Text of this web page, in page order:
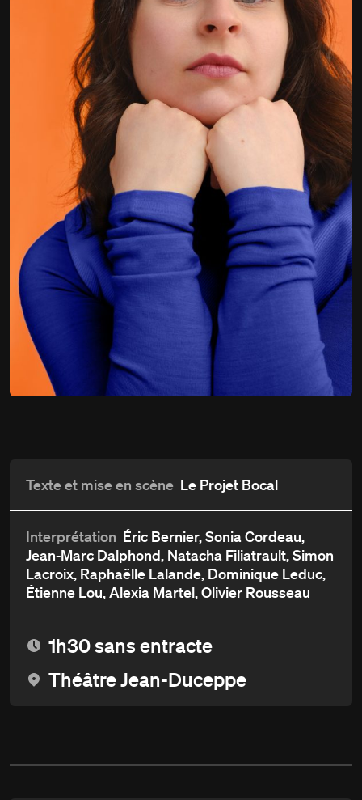
Texte et mise en scène Le Projet Bocal
Interprétation Éric Bernier, Sonia Cordeau,
Jean-Marc Dalphond, Natacha Filiatrault, Simon
Lacroix, Raphaëlle Lalande, Dominique Leduc,
Étienne Lou, Alexia Martel, Olivier Rousseau
1h30 sans entracte
Théâtre Jean-Duceppe